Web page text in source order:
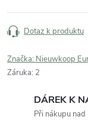
Dotaz k produktu
Značka: Nieuwkoop
Záruka: 2
DÁREK K
Při nákupu